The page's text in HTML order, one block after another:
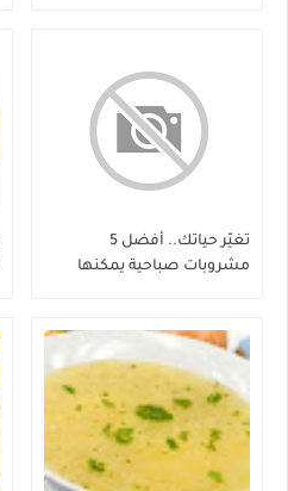
تغيّر حياتك.. أفضل 5
مشروبات صباحية يمكنها